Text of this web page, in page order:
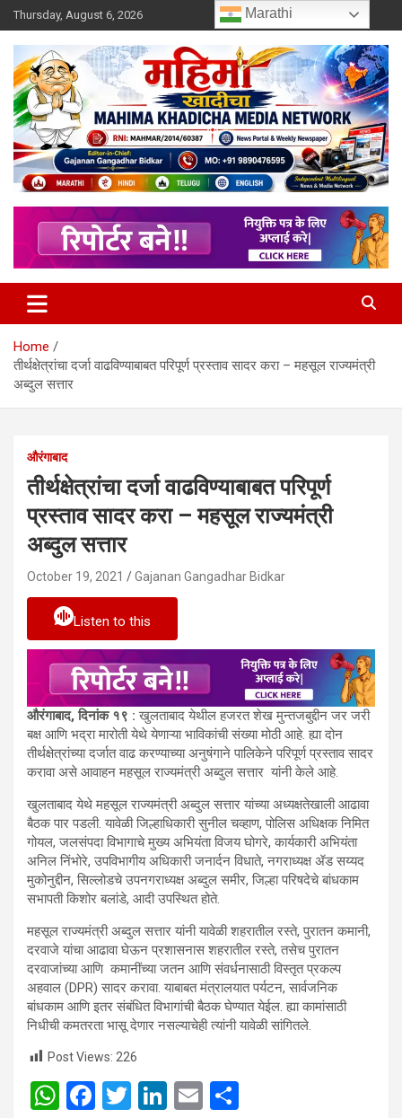
Skip
to
content
Thursday, August 6, 2026
Mahimakhadicha
Home
तीर्थक्षेत्रांचा दर्जा वाढविण्याबाबत परिपूर्ण प्रस्ताव सादर करा – महसूल राज्यमंत्री
अब्दुल सत्तार
औरंगाबाद
तीर्थक्षेत्रांचा दर्जा वाढविण्याबाबत परिपूर्ण
प्रस्ताव सादर करा – महसूल राज्यमंत्री
अब्दुल सत्तार
October 19, 2021 Gajanan Gangadhar Bidkar
Listen to this
औरंगाबाद, दिनांक १९ : खुलताबाद येथील हजरत शेख मुन्तजबुद्दीन जर जरी
बक्ष आणि भद्रा मारोती येथे येणाऱ्या भाविकांची संख्या मोठी आहे. ह्या दोन
तीर्थक्षेत्रांच्या दर्जात वाढ करण्याच्या अनुषंगाने पालिकेने परिपूर्ण प्रस्ताव सादर
करावा असे आवाहन महसूल राज्यमंत्री अब्दुल सत्तार यांनी केले आहे.
खुलताबाद येथे महसूल राज्यमंत्री अब्दुल सत्तार यांच्या अध्यक्षतेखाली आढावा
बैठक पार पडली. यावेळी जिल्हाधिकारी सुनील चव्हाण, पोलिस अधिक्षक निमित
गोयल, जलसंपदा विभागाचे मुख्य अभियंता विजय घोगरे, कार्यकारी अभियंता
अनिल निंभोरे, उपविभागीय अधिकारी जनार्दन विधाते, नगराध्यक्ष ॲड सय्यद
मुकोनुद्दीन, सिल्लोडचे उपनगराध्यक्ष अब्दुल समीर, जिल्हा परिषदेचे बांधकाम
सभापती किशोर बलांडे, आदी उपस्थित होते.
महसूल राज्यमंत्री अब्दुल सत्तार यांनी यावेळी शहरातील रस्ते, पुरातन कमानी,
दरवाजे यांचा आढावा घेऊन प्रशासनास शहरातील रस्ते, तसेच पुरातन
दरवाजांच्या आणि कमानींच्या जतन आणि संवर्धनासाठी विस्तृत प्रकल्प
अहवाल (DPR) सादर करावा. याबाबत मंत्रालयात पर्यटन, सार्वजनिक
बांधकाम आणि इतर संबंधित विभागांची बैठक घेण्यात येईल. ह्या कामांसाठी
निधीची कमतरता भासू देणार नसल्याचेही त्यांनी यावेळी सांगितले.
Post Views: 226
W F
T
Li
E
Marathi